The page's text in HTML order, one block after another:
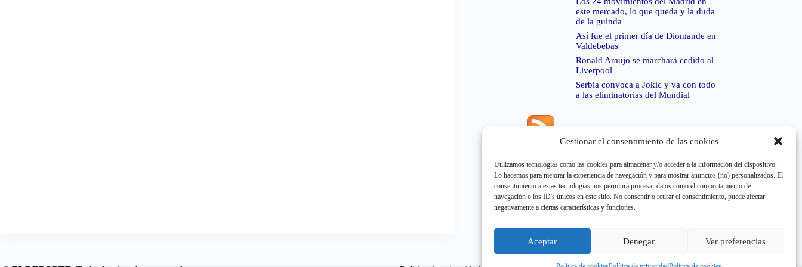
Gestionar el consentimiento de las cookies
Utilizamos tecnologías como las cookies para almacenar y/o acceder a la información del dispositivo.
Lo hacemos para mejorar la experiencia de navegación y para mostrar anuncios (no) personalizados. El
consentimiento a estas tecnologías nos permitirá procesar datos como el comportamiento de
navegación o los ID's únicos en este sitio. No consentir o retirar el consentimiento, puede afectar
negativamente a ciertas características y funciones.
Aceptar Denegar Ver preferencias
este mercado, lo que queda y la duda
de la guinda
Así fue el primer día de Diomande en
Valdebebas
Ronald Araujo se marchará cedido al
Liverpool
Serbia convoca a Jokic y va con todo
a las eliminatorias del Mundial
Error de RSS:Retrieved unsupported status code
"404"